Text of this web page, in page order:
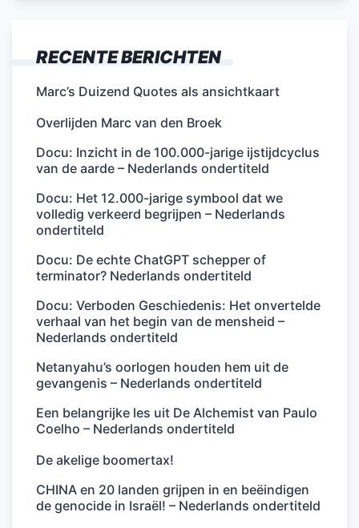
RECENTE BERICHTEN
Marc’s Duizend Quotes als ansichtkaart
Overlijden Marc van den Broek
Docu: Inzicht in de 100.000-jarige ijstijdcyclus
van de aarde – Nederlands ondertiteld
Docu: Het 12.000-jarige symbool dat we
volledig verkeerd begrijpen – Nederlands
ondertiteld
Docu: De echte ChatGPT schepper of
terminator? Nederlands ondertiteld
Docu: Verboden Geschiedenis: Het onvertelde
verhaal van het begin van de mensheid –
Nederlands ondertiteld
Netanyahu’s oorlogen houden hem uit de
gevangenis – Nederlands ondertiteld
Een belangrijke les uit De Alchemist van Paulo
Coelho – Nederlands ondertiteld
De akelige boomertax!
CHINA en 20 landen grijpen in en beëindigen
de genocide in Israël! – Nederlands ondertiteld